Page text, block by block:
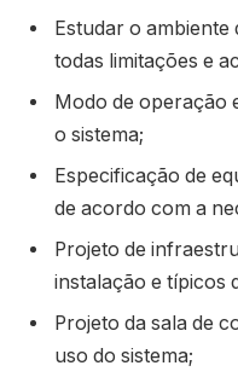
Estudar o
todas limitações e
Modo de operação
o sistema;
Especificação de
de acordo com a
Projeto de
instalação e típicos
Projeto da sala de
uso do sistema;